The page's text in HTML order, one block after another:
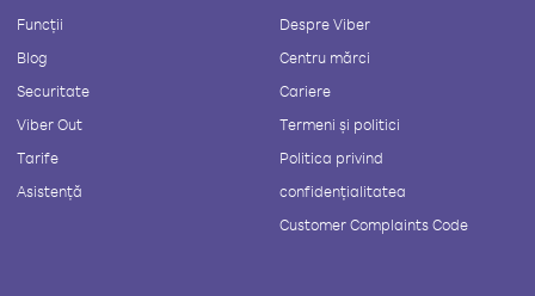
Funcții
Blog
Securitate
Viber Out
Tarife
Asistență
Despre Viber
Centru mărci
Cariere
Termeni și politici
Politica privind
confidențialitatea
Customer Complaints Code